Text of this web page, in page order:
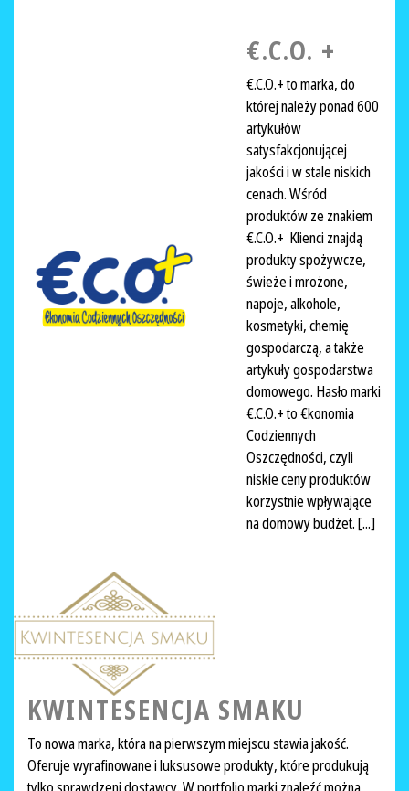
€.C.O. +
€.C.O.+ to marka, do
której należy ponad 600
artykułów
satysfakcjonującej
jakości i w stale niskich
cenach. Wśród
produktów ze znakiem
€.C.O.+ Klienci znajdą
produkty spożywcze,
świeże i mrożone,
napoje, alkohole,
kosmetyki, chemię
gospodarczą, a także
artykuły gospodarstwa
domowego. Hasło marki
€.C.O.+ to €konomia
Codziennych
Oszczędności, czyli
niskie ceny produktów
korzystnie wpływające
na domowy budżet. [...]
KWINTESENCJA SMAKU
To nowa marka, która na pierwszym miejscu stawia jakość.
Oferuje wyrafinowane i luksusowe produkty, które produkują